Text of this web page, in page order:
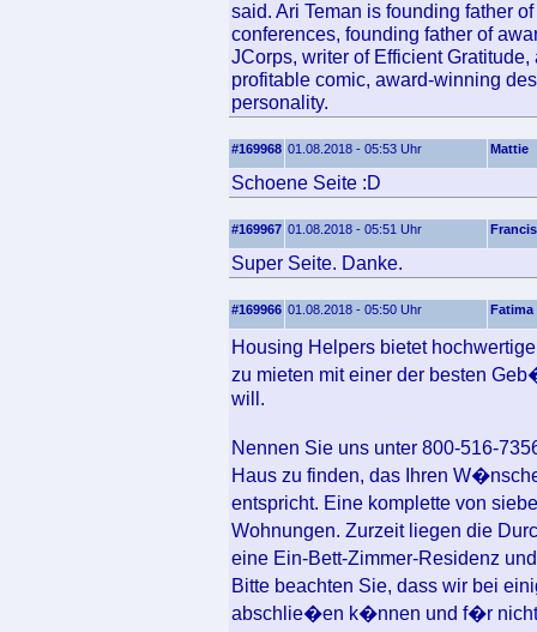
said. Ari Teman is founding father
conferences, founding father of
JCorps, writer of Efficient
profitable comic, award-winning
personality.
#169968 01.08.2018 - 05:53 Uhr Mattie
Schoene Seite :D
#169967 01.08.2018 - 05:51 Uhr Francis
Super Seite. Danke.
#169966 01.08.2018 - 05:50 Uhr Fatima
Housing Helpers bietet
zu mieten mit einer der besten
will.
Nennen Sie uns unter 800-516-
Haus zu finden, das Ihren
entspricht. Eine komplette von
Wohnungen. Zurzeit liegen die
eine Ein-Bett-Zimmer-Residenz
Bitte beachten Sie, dass wir bei
abschlie�en k�nnen und f�r